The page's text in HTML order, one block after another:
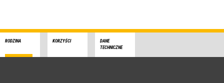
RODZINA KORZYŚCI
DANE
TECHNICZNE